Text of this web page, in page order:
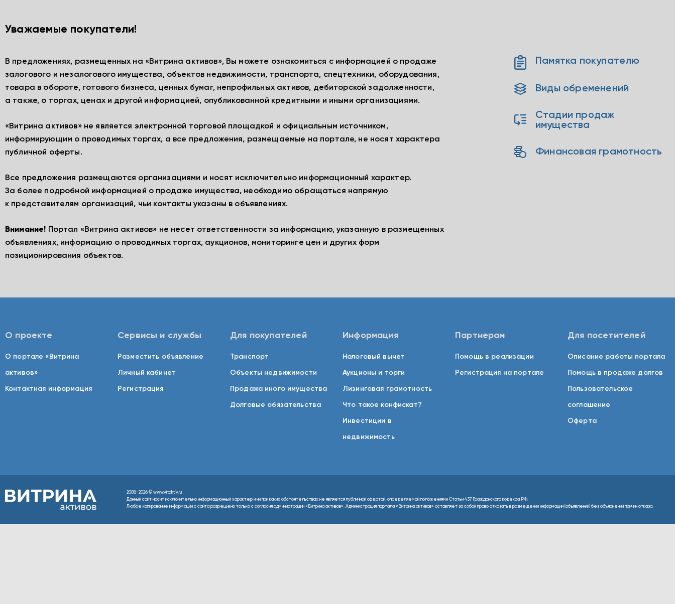
Уважаемые покупатели!
В предложениях, размещенных на «Витрина активов», Вы можете ознакомиться с информацией о продаже
залогового и незалогового имущества, объектов недвижимости, транспорта, спецтехники, оборудования,
товара в обороте, готового бизнеса, ценных бумаг, непрофильных активов, дебиторской задолженности,
а также, о торгах, ценах и другой информацией, опубликованной кредитными и иными организациями.
«Витрина активов» не является электронной торговой площадкой и официальным источником,
информирующим о проводимых торгах, а все предложения, размещаемые на портале, не носят характера
публичной оферты.
Все предложения размещаются организациями и носят исключительно информационный характер.
За более подробной информацией о продаже имущества, необходимо обращаться напрямую
к представителям организаций, чьи контакты указаны в объявлениях.
Внимание! Портал «Витрина активов» не несет ответственности за информацию, указанную в размещенных
объявлениях, информацию о проводимых торгах, аукционов, мониторинге цен и других форм
позиционирования объектов.
Памятка покупателю
Виды обременений
Стадии продаж
имущества
Финансовая грамотность
О проекте
О портале «Витрина
активов»
Контактная информация
Сервисы и службы
Разместить объявление
Личный кабинет
Регистрация
Для покупателей
Транспорт
Объекты недвижимости
Продажа иного имущества
Долговые обязательства
Информация
Налоговый вычет
Аукционы и торги
Лизинговая грамотность
Что такое конфискат?
Инвестиции в
недвижимость
Партнерам
Помощь в реализации
Регистрация на портале
Для посетителей
Описание работы портала
Помощь в продаже долгов
Пользовательское
соглашение
Оферта
2008-2026 © www.vitaktiv.ru
Данный сайт носит исключительно информационный характер и ни при каких обстоятельствах не является публичной офертой, определяемой положениями Статьи 437 Гражданского кодекса РФ.
Любое копирование информации с сайта разрешено только с согласия администрации «Витрина активов». Администрация портала «Витрина активов» оставляет за собой право отказать в размещении информации (объявлений) без объяснений причин отказа.